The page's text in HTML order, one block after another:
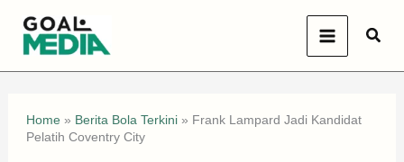
Home» Berita Bola Terkini» Frank Lampard Jadi Kandidat
Pelatih Coventry City